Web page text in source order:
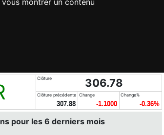
montrer un contenu
Clôture 306.78
Clôture précédente
307.88
Change
-1.1000
Change%
-0.36%
pour les 6 derniers mois